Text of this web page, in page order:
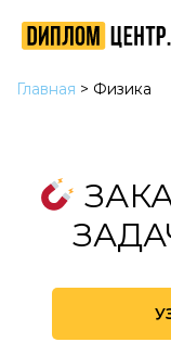
Главная > Физика